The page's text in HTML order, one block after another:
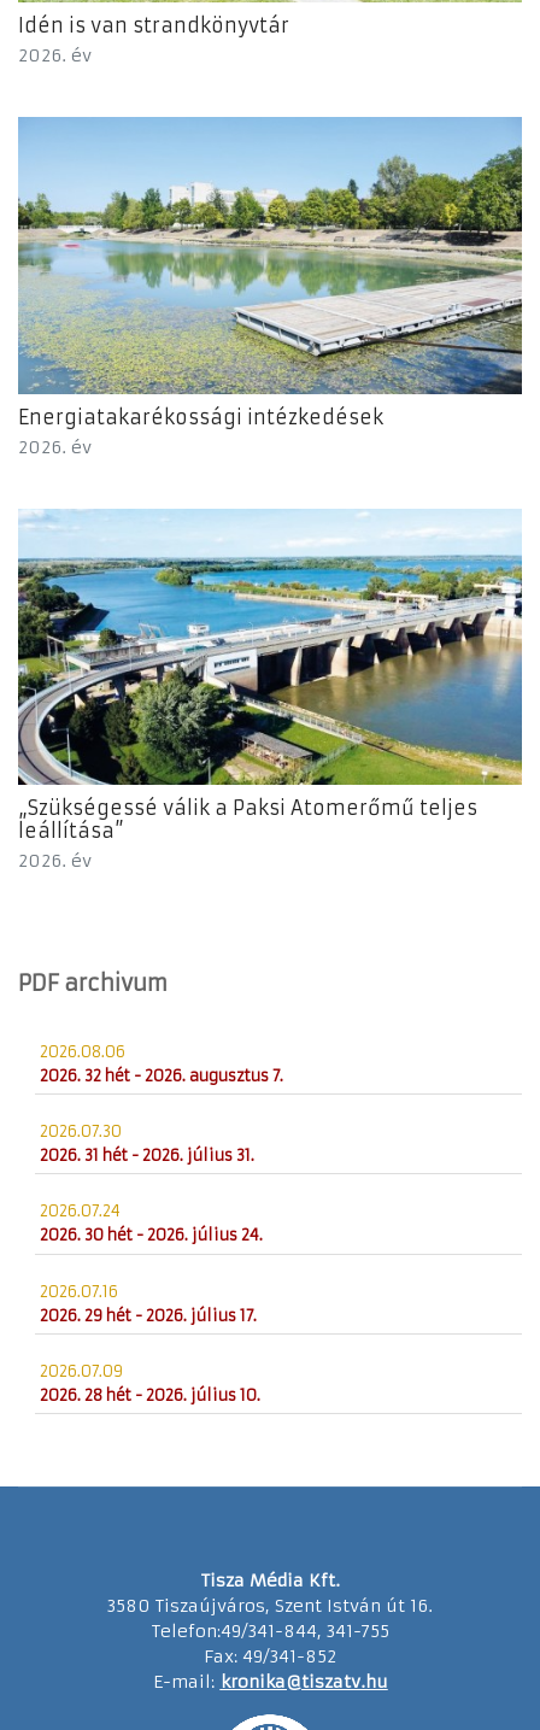
Idén is van strandkönyvtár
2026. év
Energiatakarékossági intézkedések
2026. év
„Szükségessé válik a Paksi Atomerőmű teljes
leállítása”
2026. év
PDF archivum
2026.08.06
2026. 32 hét - 2026. augusztus 7.
2026.07.30
2026. 31 hét - 2026. július 31.
2026.07.24
2026. 30 hét - 2026. július 24.
2026.07.16
2026. 29 hét - 2026. július 17.
2026.07.09
2026. 28 hét - 2026. július 10.
Tisza Média Kft.
3580 Tiszaújváros, Szent István út 16.
Telefon:49/341-844, 341-755
Fax: 49/341-852
E-mail: kronika@tiszatv.hu